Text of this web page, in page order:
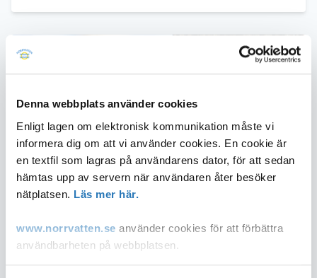
Denna webbplats använder cookies
Enligt lagen om elektronisk kommunikation måste vi
informera dig om att vi använder cookies. En cookie är
en textfil som lagras på användarens dator, för att sedan
hämtas upp av servern när användaren åter besöker
nätplatsen. Läs mer här.
www.norrvatten.se använder cookies för att förbättra
användbarheten på webbplatsen.
Norrvattens nyhetsbrev 2 - 2025